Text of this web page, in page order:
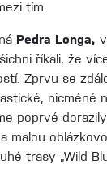
tím.
Pedra Longa,
říkali, že
Zprvu se
nicméně
poprvé
malou
trasy „Wild